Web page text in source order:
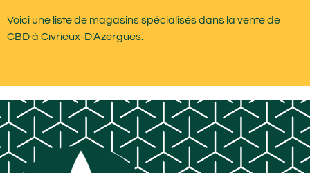
Voici une liste de magasins spécialisés dans la vente de
CBD à Civrieux-D’Azergues.